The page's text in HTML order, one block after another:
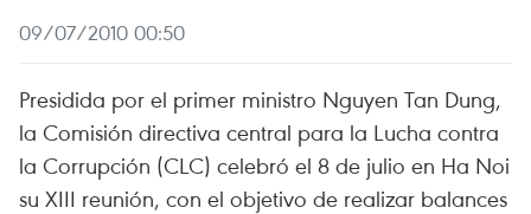
09/07/2010 00:50
Presidida por el primer ministro Nguyen Tan Dung,
la Comisión directiva central para la Lucha contra
la Corrupción (CLC) celebró el 8 de julio en Ha Noi
su XIII reunión, con el objetivo de realizar balances